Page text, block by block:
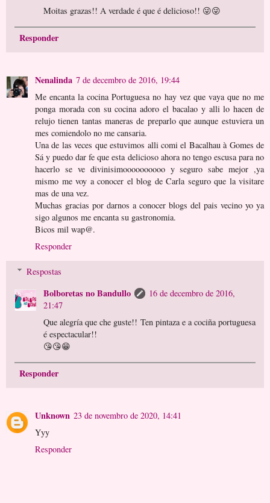
Moitas grazas!! A verdade é que é delicioso!! 😜😜
Responder
Nenalinda 7 de decembro de 2016, 19:44
Me encanta la cocina Portuguesa no hay vez que vaya que no me
ponga morada con su cocina adoro el bacalao y alli lo hacen de
relujo tienen tantas maneras de preparlo que aunque estuviera un
mes comiendolo no me cansaria.
Una de las veces que estuvimos alli comi el Bacalhau à Gomes de
Sá y puedo dar fe que esta delicioso ahora no tengo escusa para no
hacerlo se ve divinisimoooooooooo y seguro sabe mejor ,ya
mismo me voy a conocer el blog de Carla seguro que la visitare
mas de una vez.
Muchas gracias por darnos a conocer blogs del pais vecino yo ya
sigo algunos me encanta su gastronomia.
Bicos mil wap@.
Responder
Respostas
Bolboretas no Bandullo
16 de decembro de 2016,
21:47
Que alegría que che guste!! Ten pintaza e a cociña portuguesa
é espectacular!!
😘😘😁
Responder
Unknown 23 de novembro de 2020, 14:41
Yyy
Responder